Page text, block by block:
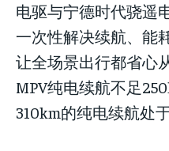
电驱与宁德时代骁遥
一次性解决续航、能
让全场景出行都省心
MPV纯电续航不足
310km的纯电续航处